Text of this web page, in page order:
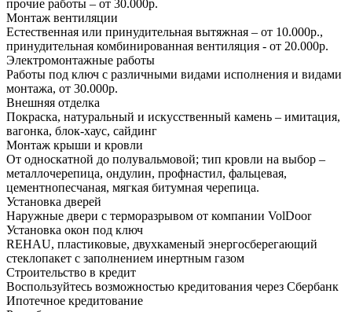
прочие работы – от 30.000р.
Монтаж вентиляции
Естественная или принудительная вытяжная – от 10.000р.,
принудительная комбинированная вентиляция - от 20.000р.
Электромонтажные работы
Работы под ключ с различными видами исполнения и видами
монтажа, от 30.000р.
Внешняя отделка
Покраска, натуральный и искусственный камень – имитация,
вагонка, блок-хаус, сайдинг
Монтаж крыши и кровли
От односкатной до полувальмовой; тип кровли на выбор –
металлочерепица, ондулин, профнастил, фальцевая,
цементнопесчаная, мягкая битумная черепица.
Установка дверей
Наружные двери с терморазрывом от компании VolDoor
Установка окон под ключ
REHAU, пластиковые, двухкаменый энергосберегающий
стеклопакет с заполнением инертным газом
Строительство в кредит
Воспользуйтесь возможностью кредитования через Сбербанк
Ипотечное кредитование